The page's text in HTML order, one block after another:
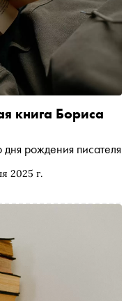
2025 г.
книга Бориса
рождения писателя